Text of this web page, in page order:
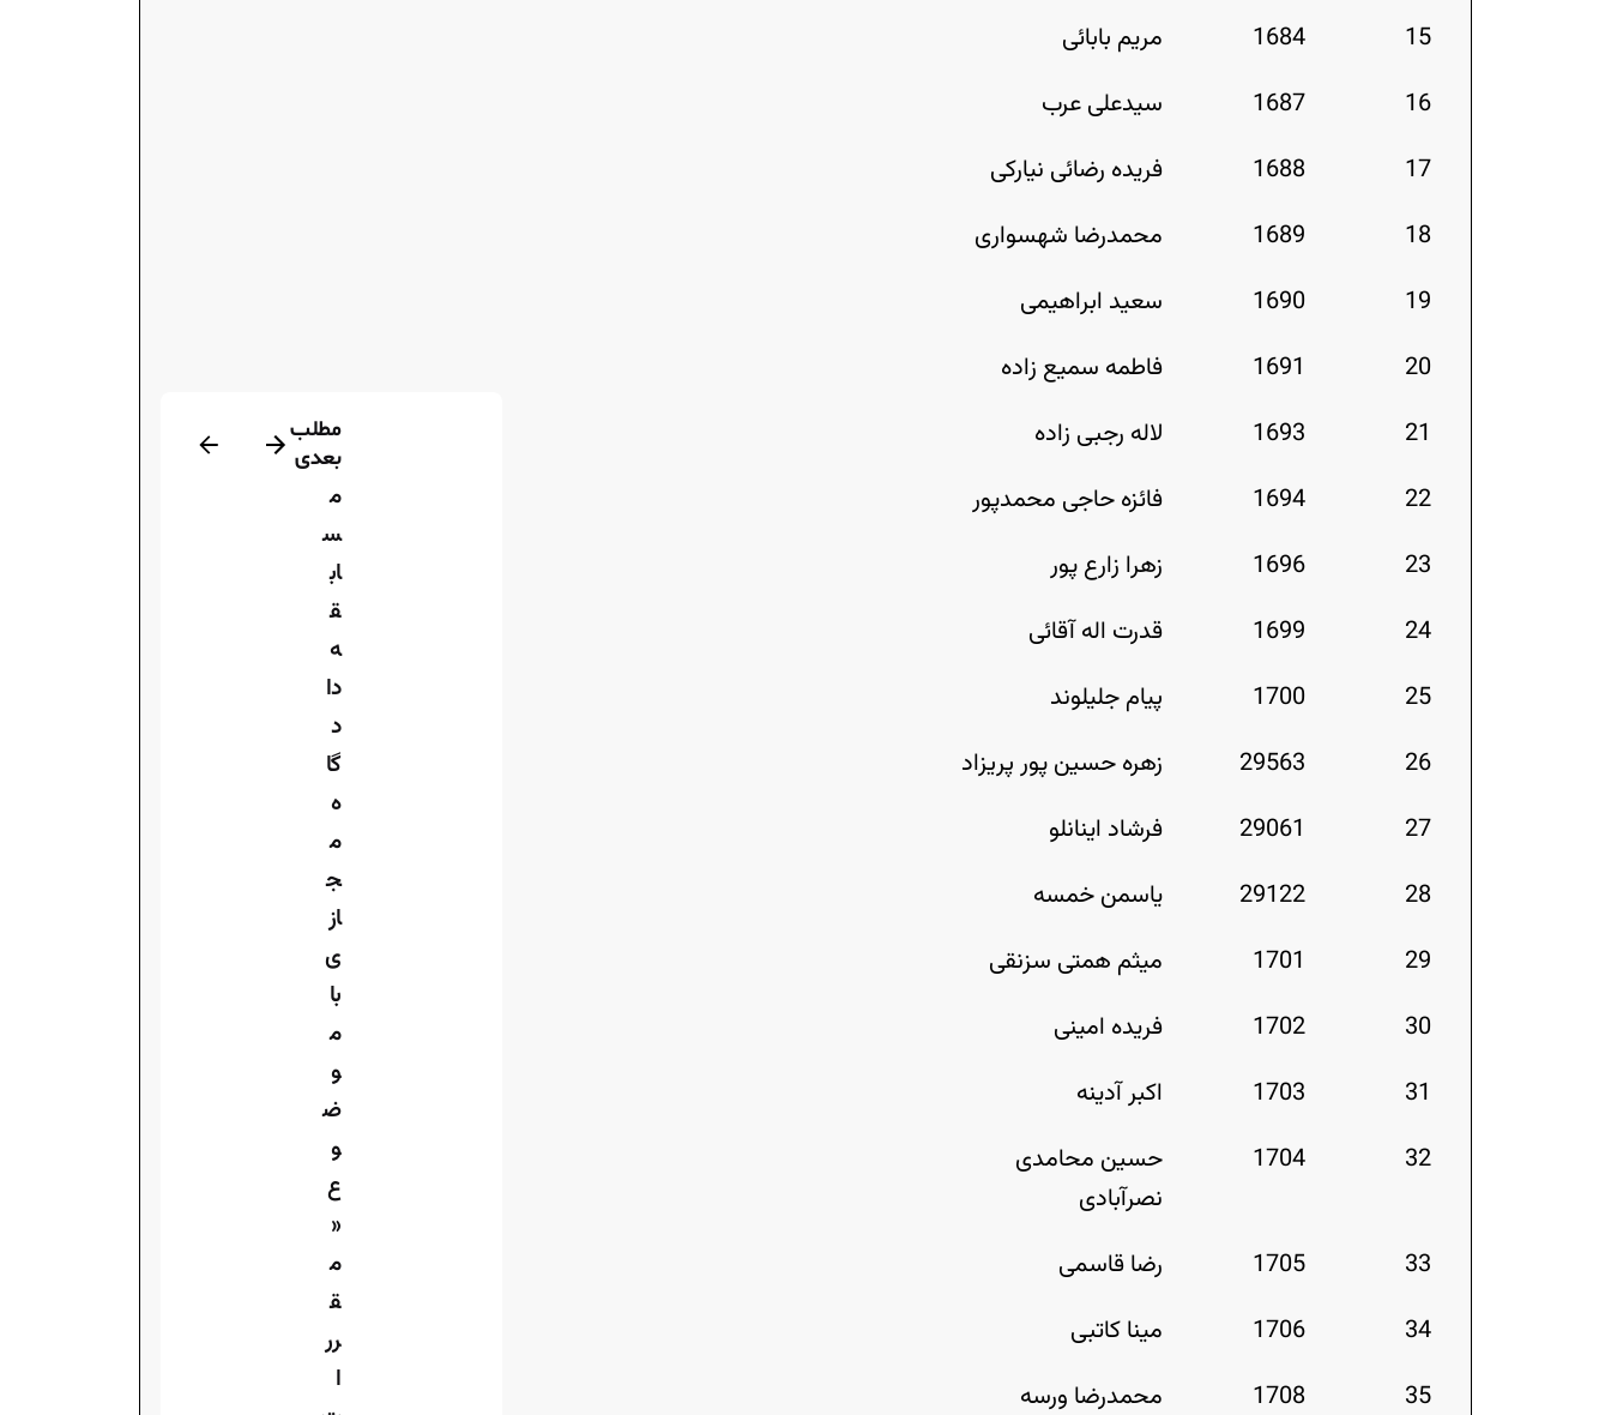
15
1684
مریم بابائی
16
1687
سیدعلی عرب
17
1688
فریده رضائی نیارکی
18
1689
محمدرضا شهسواری
19
1690
سعید ابراهیمی
20
1691
فاطمه سمیع زاده
21
1693
لاله رجبی زاده
22
1694
فائزه حاجی محمدپور
23
1696
زهرا زارع پور
24
1699
قدرت اله آقائی
25
1700
پیام جلیلوند
26
29563
زهره حسین پور پریزاد
27
29061
فرشاد اینانلو
28
29122
یاسمن خمسه
29
1701
میثم همتی سزنقی
30
1702
فریده امینی
31
1703
اکبر آدینه
32
1704
حسین محامدی
نصرآبادی
33
1705
رضا قاسمی
34
1706
مینا کاتبی
35
1708 محمدرضا ورسه
مطلب
بعدی
م
س
اب
ق
ه
دا
د
گا
ه
م
ج
از
ی
با
م
و
ض
و
ع
«
م
ق
رر
ا